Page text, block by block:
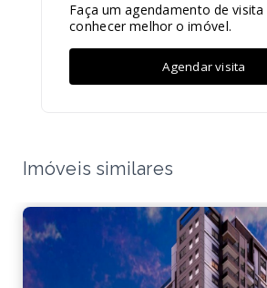
Faça um agendamento de visita
conhecer melhor o imóvel.
Agendar visita
Imóveis similares